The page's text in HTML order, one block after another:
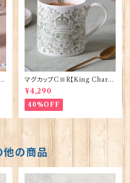
マグカップCⅢR【King Charle
sⅢ Coronation】Victoria E
ggs 50127
¥4,290
40%OFF
他の商品